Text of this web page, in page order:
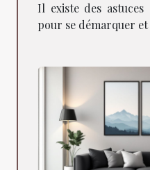
Il existe des astuces
pour se démarquer